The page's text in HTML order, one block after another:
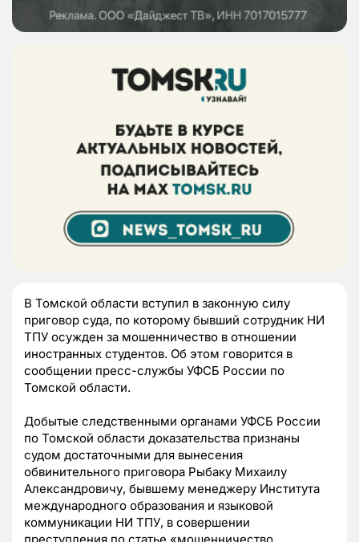
В Томской области вступил в законную силу
приговор суда, по которому бывший сотрудник НИ
ТПУ осужден за мошенничество в отношении
иностранных студентов. Об этом говорится в
сообщении пресс-службы УФСБ России по
Томской области.
Добытые следственными органами УФСБ России
по Томской области доказательства признаны
судом достаточными для вынесения
обвинительного приговора Рыбаку Михаилу
Александровичу, бывшему менеджеру Института
международного образования и языковой
коммуникации НИ ТПУ, в совершении